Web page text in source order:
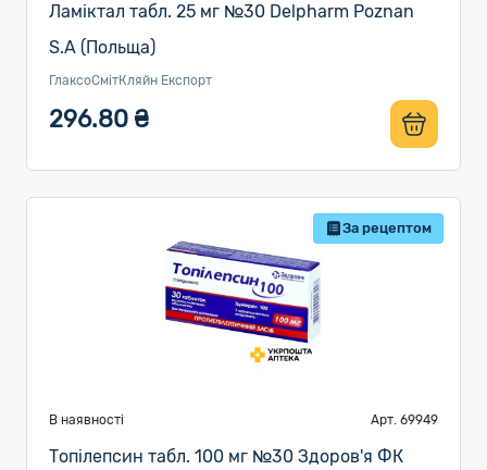
Ламіктал табл. 25 мг №30 Delpharm Poznan
S.A (Польща)
ГлаксоСмітКляйн Експорт
296.80 ₴
За рецептом
В наявності Арт. 69949
Топілепсин табл. 100 мг №30 Здоров'я ФК